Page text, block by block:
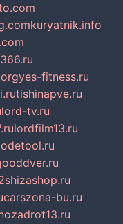
kuryatnik.info
yes-fitness.ru
tishinapve.ru
lord-tv.ru
lordfilm13.ru
carszona-bu.ru